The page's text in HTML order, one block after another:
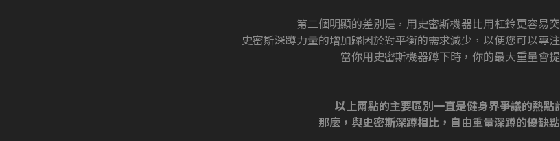
第二個明顯的差別是，用史密斯機器比用杠鈴更容易
史密斯深蹲力量的增加歸因於對平衡的需求減少，以便您可以專
當你用史密斯機器蹲下時，你的最大重量會
以上兩點的主要區別一直是健身界爭議的熱點
那麼，與史密斯深蹲相比，自由重量深蹲的優缺